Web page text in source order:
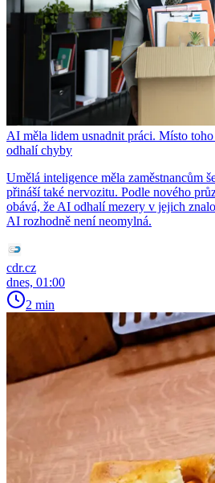
AI měla lidem usnadnit práci. Místo toho
odhalí chyby
Umělá inteligence měla zaměstnancům
přináší také nervozitu. Podle nového
obává, že AI odhalí mezery v jejich
AI rozhodně není neomylná.
cdr.cz
dnes, 01:00
2 min